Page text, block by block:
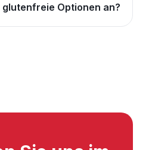
glutenfreie Optionen an?